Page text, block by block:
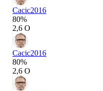
Cacic2016
80%
2,6 О
Cacic2016
80%
2,6 О